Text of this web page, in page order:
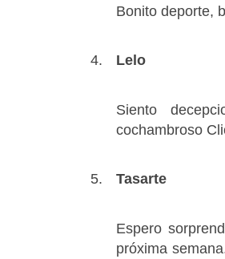
Bonito deporte,
Lelo
Siento
cochambroso
Tasarte
Espero
próxima